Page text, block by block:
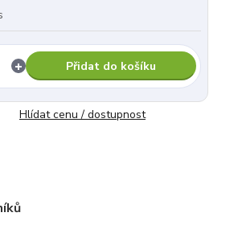
Přidat do košíku
Hlídat cenu / dostupnost